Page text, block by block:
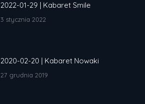
2022-01-29 | Kabaret Smile
3 stycznia 2022
2020-02-20 | Kabaret Nowaki
27 grudnia 2019